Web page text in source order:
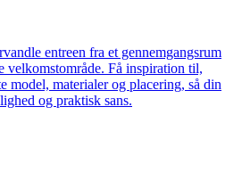
entreen fra et gennemgangsrum
velkomstområde. Få inspiration til,
model, materialer og placering, så din
og praktisk sans.